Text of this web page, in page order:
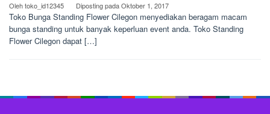
Olehtoko_id12345 Diposting padaOktober 1, 2017
Toko Bunga Standing Flower Cilegon menyediakan beragam macam
bunga standing untuk banyak keperluan event anda. Toko Standing
Flower Cilegon dapat […]